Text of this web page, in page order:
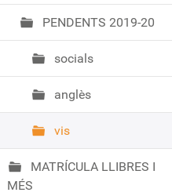
PENDENTS 2019-20
socials
anglès
vis
MATRÍCULA LLIBRES I
MÉS